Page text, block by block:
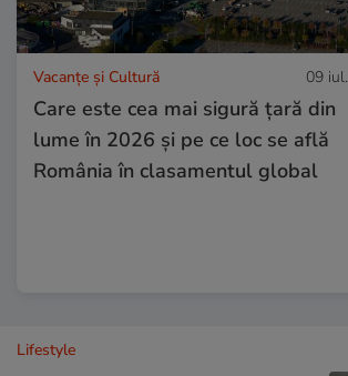
Vacanțe și Cultură 09 iul.
Care este cea mai sigură țară din
lume în 2026 și pe ce loc se află
România în clasamentul global
Lifestyle